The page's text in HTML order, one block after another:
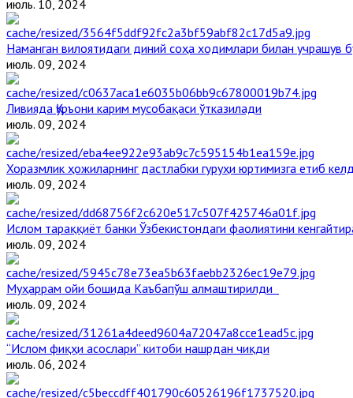
июль. 10, 2024
Наманган вилоятидаги диний соҳа ходимлари билан учрашув
июль. 09, 2024
Ливияда Қуръони карим мусобақаси ўтказилади
июль. 09, 2024
Хоразмлик ҳожиларнинг дастлабки гуруҳи юртимизга етиб
июль. 09, 2024
Ислом тараққиёт банки Ўзбекистондаги фаолиятини
июль. 09, 2024
Муҳаррам ойи бошида Каъбапўш алмаштирилди
июль. 09, 2024
“Ислом фиқҳи асослари” китоби нашрдан чиқди
июль. 06, 2024